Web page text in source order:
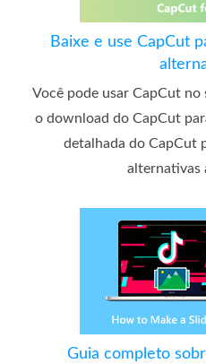
Baixe e use CapCut
Você pode usar CapCut
o download do CapCut
detalhada do CapCut
alternativas
Guia completo